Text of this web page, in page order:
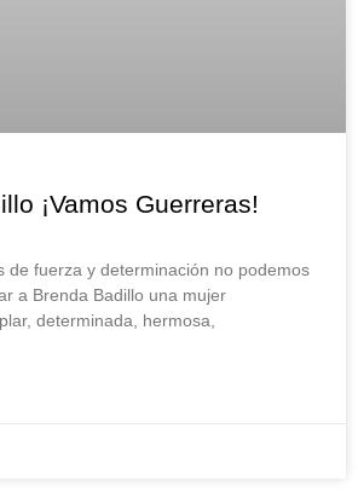
¡Vamos Guerreras!
de fuerza y determinación no podemos
a Brenda Badillo una mujer
determinada, hermosa,